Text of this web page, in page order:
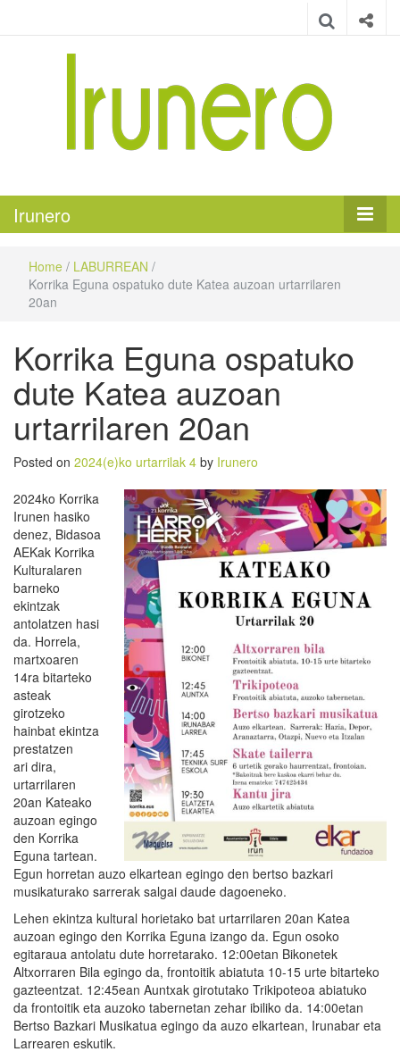
Irunero
Home / LABURREAN /
Korrika Eguna ospatuko dute Katea auzoan urtarrilaren
20an
Korrika Eguna ospatuko
dute Katea auzoan
urtarrilaren 20an
Posted on 2024(e)ko urtarrilak 4 by Irunero
2024ko Korrika
Irunen hasiko
denez, Bidasoa
AEKak Korrika
Kulturalaren
barneko
ekintzak
antolatzen hasi
da. Horrela,
martxoaren
14ra bitarteko
asteak
girotzeko
hainbat ekintza
prestatzen
ari dira,
urtarrilaren
20an Kateako
auzoan egingo
den Korrika
Eguna tartean.
Egun horretan auzo elkartean egingo den bertso bazkari
musikaturako sarrerak salgai daude dagoeneko.
Lehen ekintza kultural horietako bat urtarrilaren 20an Katea
auzoan egingo den Korrika Eguna izango da. Egun osoko
egitaraua antolatu dute horretarako. 12:00etan Bikonetek
Altxorraren Bila egingo da, frontoitik abiatuta 10-15 urte bitarteko
gazteentzat. 12:45ean Auntxak girotutako Trikipoteoa abiatuko
da frontoitik eta auzoko tabernetan zehar ibiliko da. 14:00etan
Bertso Bazkari Musikatua egingo da auzo elkartean, Irunabar eta
Larrearen eskutik.